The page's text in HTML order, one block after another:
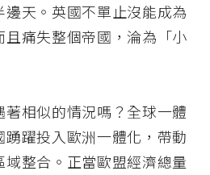
天。英國不單止沒能成為
且痛失整個帝國，淪為「小
相似的情況嗎？全球一體
躍投入歐洲一體化，帶動
整合。正當歐盟經濟總量